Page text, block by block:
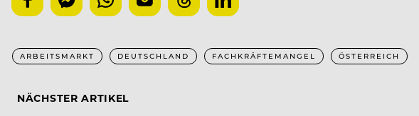
ARBEITSMARKT DEUTSCHLAND FACHKRÄFTEMANGEL ÖSTERREICH
NÄCHSTER ARTIKEL